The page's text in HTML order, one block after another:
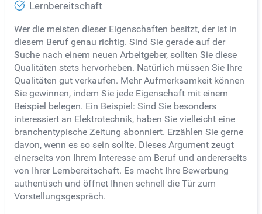
Lernbereitschaft
Wer die meisten dieser Eigenschaften besitzt, der ist in
diesem Beruf genau richtig. Sind Sie gerade auf der
Suche nach einem neuen Arbeitgeber, sollten Sie diese
Qualitäten stets hervorheben. Natürlich müssen Sie Ihre
Qualitäten gut verkaufen. Mehr Aufmerksamkeit können
Sie gewinnen, indem Sie jede Eigenschaft mit einem
Beispiel belegen. Ein Beispiel: Sind Sie besonders
interessiert an Elektrotechnik, haben Sie vielleicht eine
branchentypische Zeitung abonniert. Erzählen Sie gerne
davon, wenn es so sein sollte. Dieses Argument zeugt
einerseits von Ihrem Interesse am Beruf und andererseits
von Ihrer Lernbereitschaft. Es macht Ihre Bewerbung
authentisch und öffnet Ihnen schnell die Tür zum
Vorstellungsgespräch.